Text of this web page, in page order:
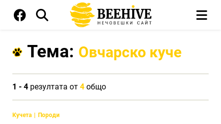
Тема: Овчарско куче
1 - 4 резултата от 4 общо
Кучета Породи